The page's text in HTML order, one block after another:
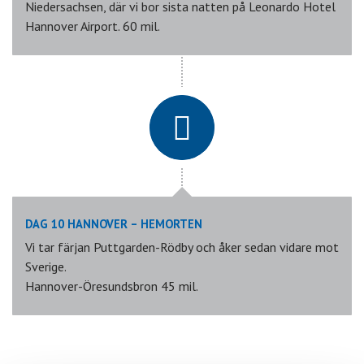
Niedersachsen, där vi bor sista natten på Leonardo Hotel
Hannover Airport. 60 mil.
DAG 10 HANNOVER – HEMORTEN
Vi tar färjan Puttgarden-Rödby och åker sedan vidare mot
Sverige.
Hannover-Öresundsbron 45 mil.